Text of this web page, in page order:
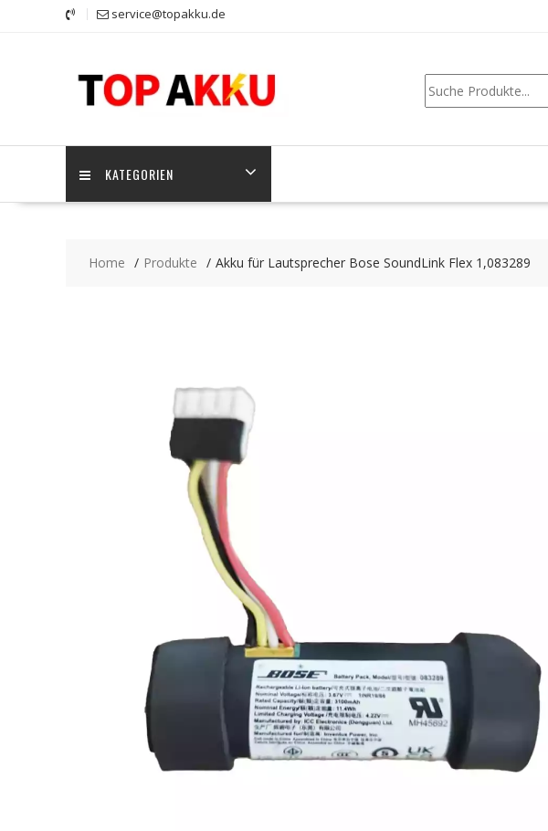
service@topakku.de
Suchen
KATEGORIEN
Home Produkte Akku für Lautsprecher Bose SoundLink Flex 1,083289